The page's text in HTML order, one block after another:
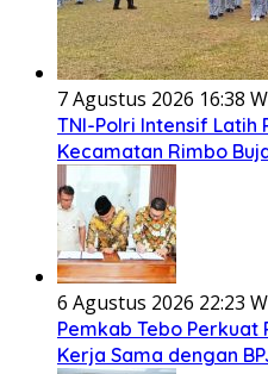
7 Agustus 2026 16:38
TNI-Polri Intensif Latih
Kecamatan Rimbo
6 Agustus 2026 22:23
Pemkab Tebo
Kerja Sama dengan